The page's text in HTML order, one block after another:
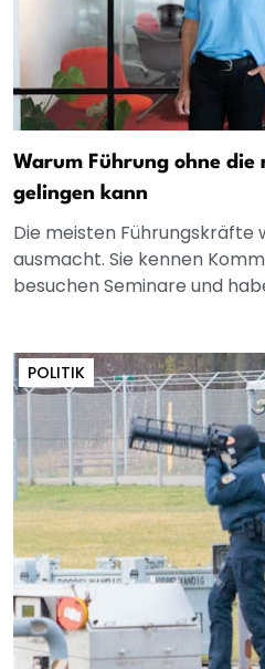
Warum Führung ohne
gelingen kann
Die meisten Führungskräfte
ausmacht. Sie kennen
besuchen Seminare und
POLITIK